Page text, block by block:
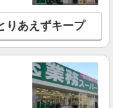
詳細を見る
払い・日払い・週払いOK
りあえずキープ